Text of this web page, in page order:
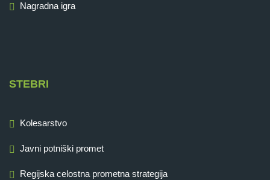
Nagradna igra
STEBRI
Kolesarstvo
Javni potniški promet
Regijska celostna prometna strategija